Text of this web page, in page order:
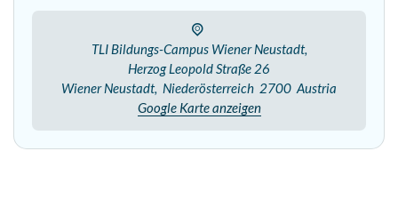
TLI Bildungs-Campus Wiener Neustadt,
Herzog Leopold Straße 26
Wiener Neustadt, Niederösterreich 2700 Austria
Google Karte anzeigen